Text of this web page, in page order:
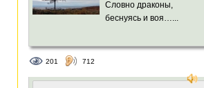
Словно драконы,
беснуясь и воя…...
201 712